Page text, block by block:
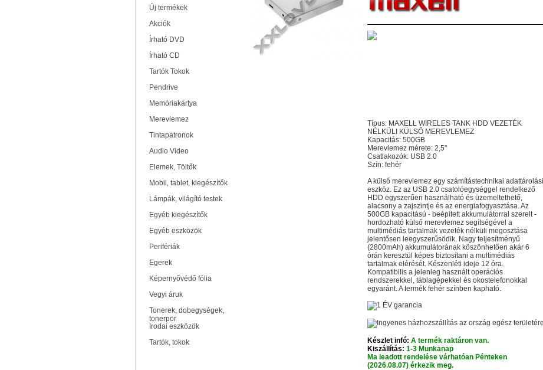
Új termékek
Akciók
Írható DVD
Írható CD
Tartók Tokok
Pendrive
Memóriakártya
Merevlemez
Tintapatronok
Audio Video
Elemek, Töltők
Mobil, tablet, kiegészítők
Lámpák, világító testek
Egyéb kiegészítők
Egyéb eszközök
Perifériák
Egerek
Képernyővédő fólia
Vegyi áruk
Tonerek, dobegységek,
tonerpor
Irodai eszközök
Tartók, tokok
Típus: MAXELL WIRELES TANK HDD VEZETÉK
NÉLKÜLI KÜLSŐ MEREVLEMEZ
Kapacitás: 500GB
Merevlemez mérete: 2,5''
Csatlakozók: USB 2.0
Szín: fehér
A külső merevlemez egy számítástechnikai adattárolási
eszköz. Ez az USB 2.0 csatolóegységgel rendelkező
HDD egyszerűen használható és üzemeltethető,
alacsony a zajszintje és az energiafogyasztása. Az
500GB kapacitású - beépített akkumulátorral szerelt -
hordozható külső merevlemez segítségével a
multimédiás tartalmak vezeték nélküli megosztása
jelentősen leegyszerűsödik. Nagy teljesítményű
(2800mAh) akkumulátorának köszönhetően akár 6
órán keresztül képes biztosítani a multimédiás
tartalmak elérését. Készenléti ideje 12 óra.
Kompatibilis a jelenleg használt operációs
rendszerekkel, táblagépekkel és okostelefonokkal
egyaránt. A termék fehér színben kapható.
Készlet infó: A termék raktáron van.
Kiszállítás: 1-3 Munkanap
Ma leadott rendelése várhatóan Pénteken
(2026.08.07) érkezik meg.